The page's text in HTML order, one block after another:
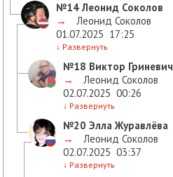
№14Леонид Соколов
→
Леонид Соколов
01.07.2025 17:25
↓ Развернуть
№18 Виктор Гриневич
→
Леонид Соколов
02.07.2025 00:26
↓ Развернуть
№20 Элла Журавлёва
→
Леонид Соколов
02.07.2025 03:37
↓ Развернуть